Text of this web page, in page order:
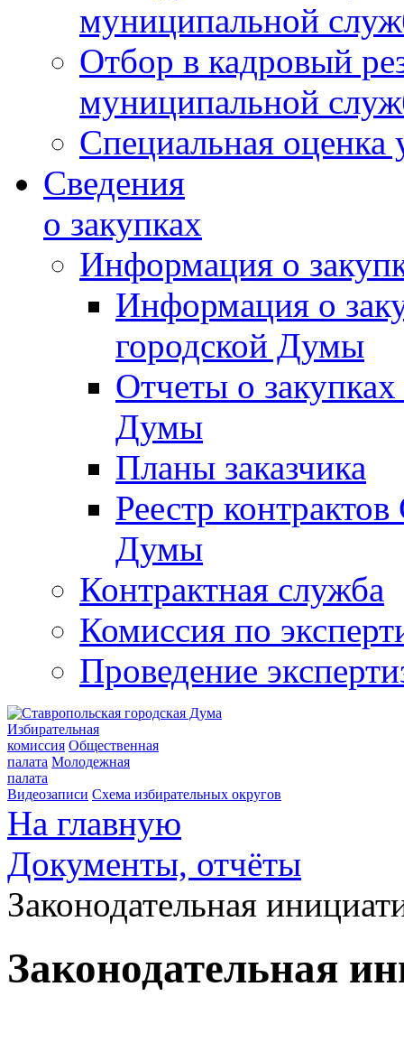
муниципальной
Отбор в кадровый
муниципальной
Специальная оценка
Сведения
о закупках
Информация о
Информация о
городской Думы
Отчеты о
Думы
Планы заказчика
Реестр
Думы
Контрактная служба
Комиссия по
Проведение
Избирательная
комиссия Общественная
палата Молодежная
палата
Видеозаписи Схема избирательных округов
На главную
Документы, отчёты
Законодательная
Законодательная